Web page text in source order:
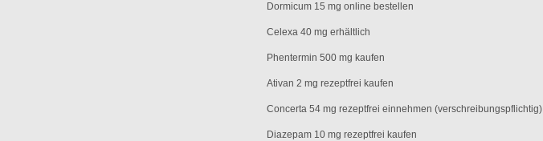
Dormicum 15 mg online bestellen
Celexa 40 mg erhältlich
Phentermin 500 mg kaufen
Ativan 2 mg rezeptfrei kaufen
Concerta 54 mg rezeptfrei einnehmen (verschreibungspflichtig)
Diazepam 10 mg rezeptfrei kaufen